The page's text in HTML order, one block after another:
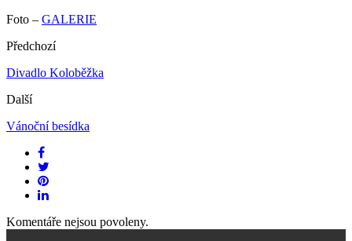
Foto – GALERIE
Předchozí
Divadlo Koloběžka
Další
Vánoční besídka
Komentáře nejsou povoleny.